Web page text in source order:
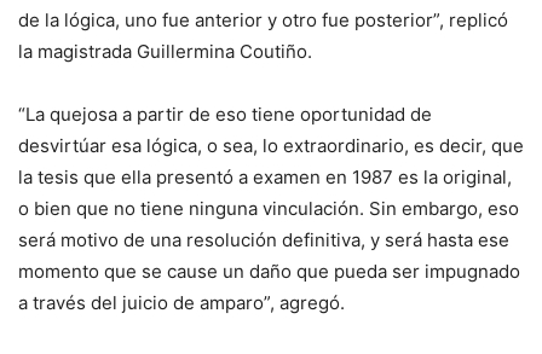
de la lógica, uno fue anterior y otro fue posterior”, replicó
la magistrada Guillermina Coutiño.
“La quejosa a partir de eso tiene oportunidad de
desvirtúar esa lógica, o sea, lo extraordinario, es decir, que
la tesis que ella presentó a examen en 1987 es la original,
o bien que no tiene ninguna vinculación. Sin embargo, eso
será motivo de una resolución definitiva, y será hasta ese
momento que se cause un daño que pueda ser impugnado
a través del juicio de amparo”, agregó.